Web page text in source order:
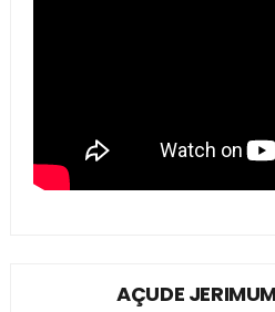
AÇUDE